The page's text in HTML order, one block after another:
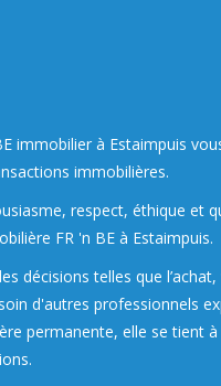
immobilier à Estaimpuis
immobilières.
respect, éthique et
FR 'n BE à Estaimpuis.
décisions telles que
d'autres professionnels
permanente, elle se tient